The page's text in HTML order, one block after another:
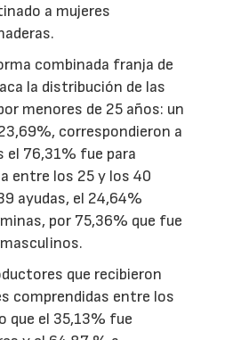
a mujeres
combinada franja de
la distribución de las
menores de 25 años: un
correspondieron a
el 76,31% fue para
entre los 25 y los 40
ayudas, el 24,64%
por 75,36% que fue
que recibieron
comprendidas entre los
que el 35,13% fue